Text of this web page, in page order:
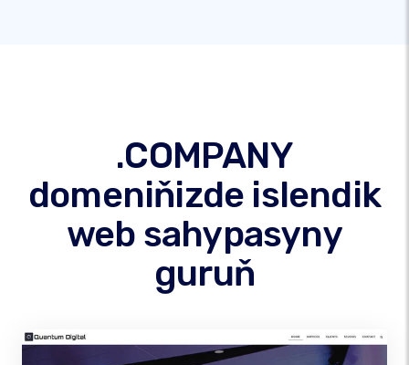
.COMPANY
domeniňizde islendik
web sahypasyny
guruň